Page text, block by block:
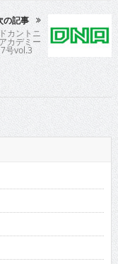
の記事
カントニ
カデミー
号vol.3